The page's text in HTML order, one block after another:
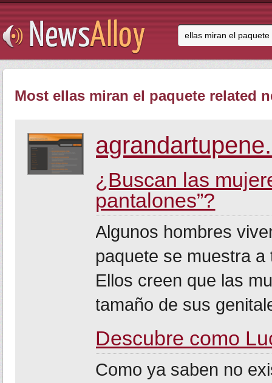
Most ellas miran el paquete related
¿Buscan las
pantalones”?
Algunos hombres
paquete se muestra
Ellos creen que las
tamaño de sus
Descubre como
Como ya saben no